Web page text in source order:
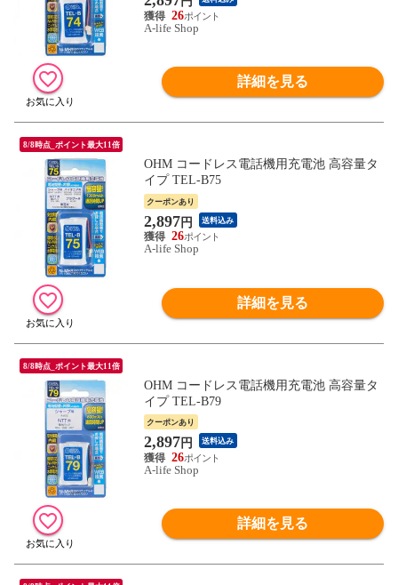
26
A-life Shop
詳細を見る
8/8時点_ポイント最大11倍
OHM コードレス電話機用充電池 高容量タ
イプ TEL-B75
クーポンあり
2,897 円 送料込み
26
A-life Shop
詳細を見る
8/8時点_ポイント最大11倍
OHM コードレス電話機用充電池 高容量タ
イプ TEL-B79
クーポンあり
2,897 円 送料込み
26
A-life Shop
詳細を見る